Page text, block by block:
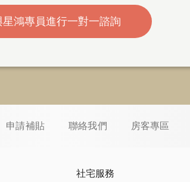
星鴻專員進行一對一諮詢
申請補貼 聯絡我們 房客專區
社宅服務